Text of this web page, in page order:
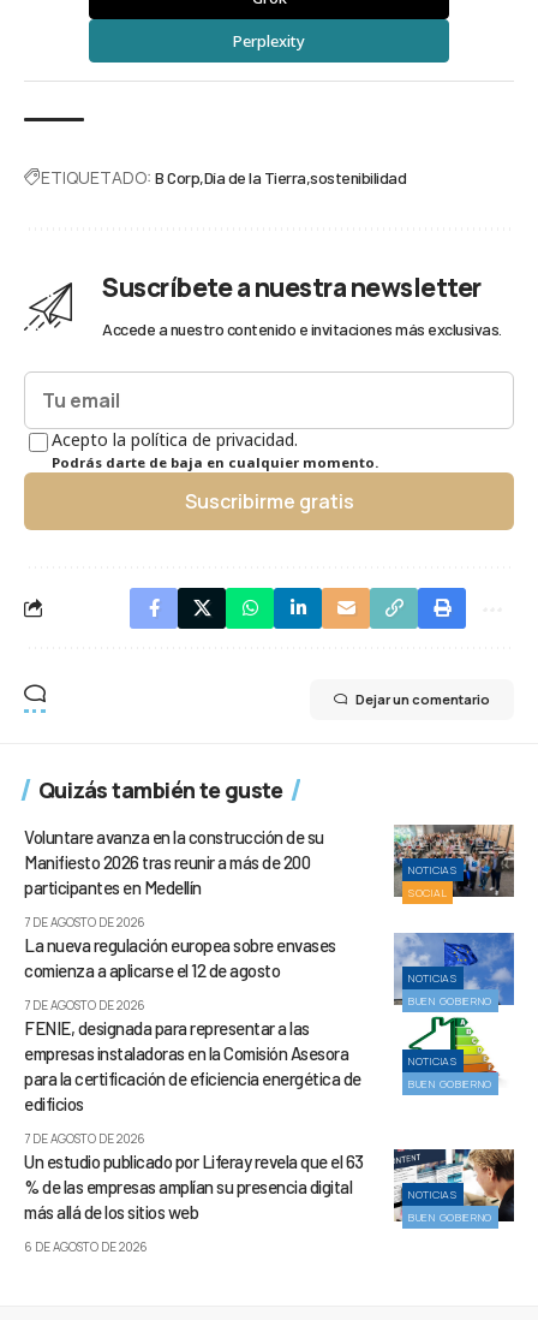
Perplexity
ETIQUETADO: B Corp Día de la Tierra sostenibilidad
Suscríbete a nuestra newsletter
Accede a nuestro contenido e invitaciones más exclusivas.
Acepto la política de privacidad.
Podrás darte de baja en cualquier momento.
Suscribirme gratis
Dejar un comentario
Quizás también te guste
NOTICIAS
SOCIAL
Voluntare avanza en la construcción de su
Manifiesto 2026 tras reunir a más de 200
participantes en Medellín
7 DE AGOSTO DE 2026
NOTICIAS
BUEN GOBIERNO
La nueva regulación europea sobre envases
comienza a aplicarse el 12 de agosto
7 DE AGOSTO DE 2026
NOTICIAS
BUEN GOBIERNO
FENIE, designada para representar a las
empresas instaladoras en la Comisión Asesora
para la certificación de eficiencia energética de
edificios
7 DE AGOSTO DE 2026
NOTICIAS
BUEN GOBIERNO
Un estudio publicado por Liferay revela que el 63
% de las empresas amplían su presencia digital
más allá de los sitios web
6 DE AGOSTO DE 2026